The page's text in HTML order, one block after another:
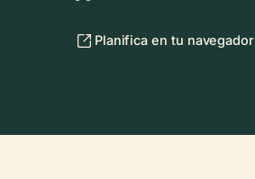
Planifica en tu navegador